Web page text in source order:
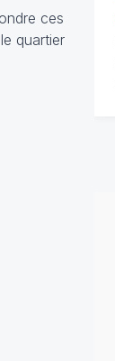
ces
quartier